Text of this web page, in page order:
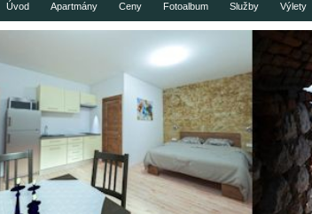
Úvod Apartmány Ceny Fotoalbum Služby Výlety